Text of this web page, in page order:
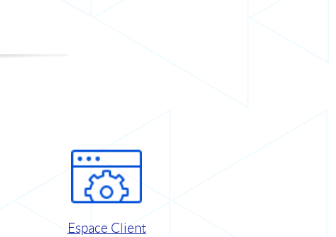
Espace Client